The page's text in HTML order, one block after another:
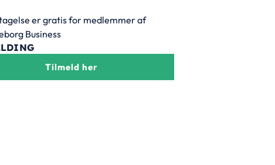
er gratis for medlemmer af
Business
Tilmeld her